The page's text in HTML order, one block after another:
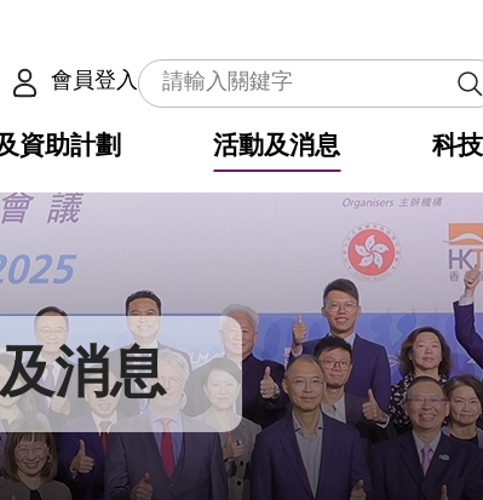
會員登入
資助計劃 活動及消息 科
消息